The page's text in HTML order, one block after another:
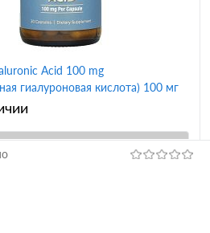
Acid 100 mg
гиалуроновая кислота) 100 мг